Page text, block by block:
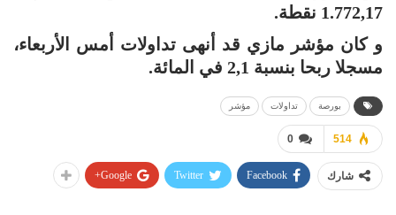
1.772,17 نقطة.
و كان مؤشر مازي قد أنهى تداولات أمس الأربعاء،
مسجلا ربحا بنسبة 2,1 في المائة.
بورصة تداولات مؤشر
0 514
شارك Facebook
Twitter
Google+